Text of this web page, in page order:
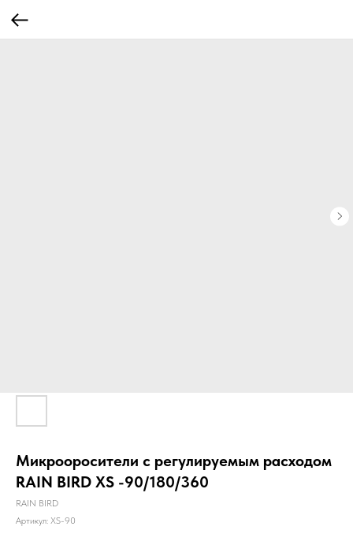
Микрооросители с регулируемым расходом
RAIN BIRD XS -90/180/360
RAIN BIRD
Артикул: XS-90